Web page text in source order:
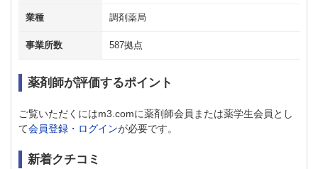
業種 調剤薬局
事業所数 587拠点
薬剤師が評価するポイント
ご覧いただくにはm3.comに薬剤師会員または薬学生会員とし
て会員登録・ログインが必要です。
新着クチコミ